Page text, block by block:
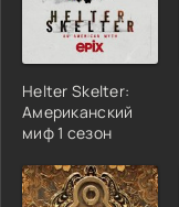
Helter Skelter:
Американский
миф 1 сезон